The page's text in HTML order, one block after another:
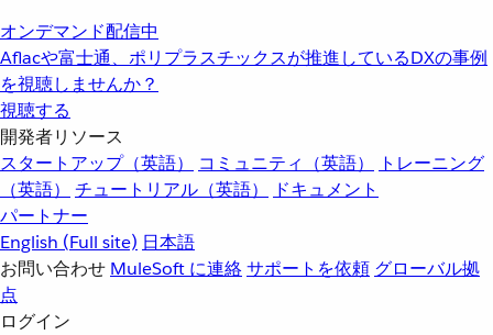
オンデマンド配信中
Aflacや富士通、ポリプラスチックスが推進しているDXの事例
を視聴しませんか？
視聴する
開発者リソース
スタートアップ（英語）
コミュニティ（英語）
トレーニング
（英語）
チュートリアル（英語）
ドキュメント
パートナー
English (Full site) 日本語
お問い合わせ MuleSoft に連絡サポートを依頼 グローバル拠
点
ログイン